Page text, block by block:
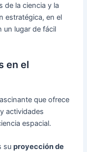
de la ciencia y la
estratégica, en el
un lugar de fácil
en el
que ofrece
actividades
espacial.
suproyección de